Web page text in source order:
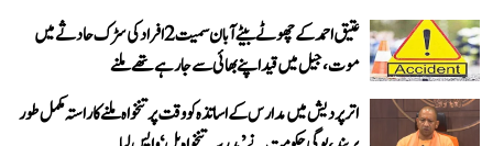
عتیق احمد کے چھوٹے بیٹے آبان سمیت 2 افراد کی سڑک حادثے میں
موت، جیل میں قید اپنے بھائی سے جا رہے تھے ملنے
اتر پردیش میں مدارس کے اساتذہ کو وقت پر تنخواہ ملنے کا راستہ مکمل طور